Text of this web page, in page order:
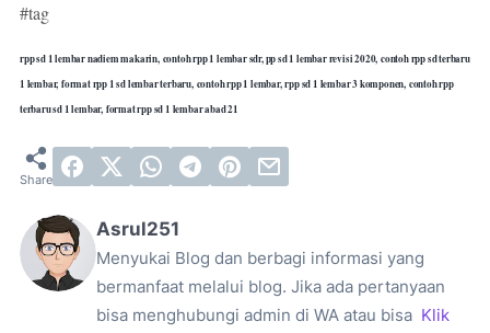
#tag
rpp sd 1 lembar nadiem makarin, contoh rpp 1 lembar sdr, pp sd 1 lembar revisi 2020,contoh rpp sd terbaru
1 lembar, format rpp 1 sd lembar terbaru, contoh rpp 1 lembar,rpp sd 1 lembar 3 komponen, contoh rpp
terbaru sd 1 lembar, format rpp sd 1 lembar abad 21
Asrul251
Menyukai Blog dan berbagi informasi yang
bermanfaat melalui blog. Jika ada pertanyaan
bisa menghubungi admin di WA atau bisa Klik